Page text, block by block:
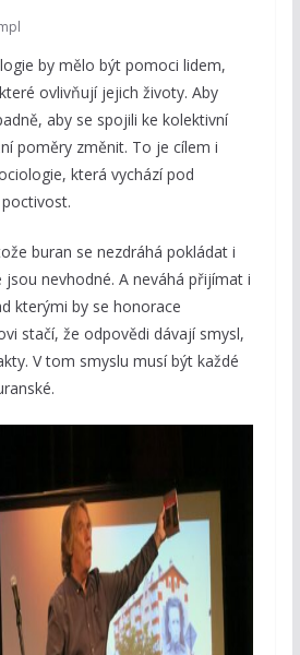
by mělo být pomoci lidem,
ovlivňují jejich životy. Aby
aby se spojili ke kolektivní
poměry změnit. To je cílem i
která vychází pod
buran se nezdráhá pokládat i
nevhodné. A neváhá přijímat i
kterými by se honorace
stačí, že odpovědi dávají smysl,
V tom smyslu musí být každé